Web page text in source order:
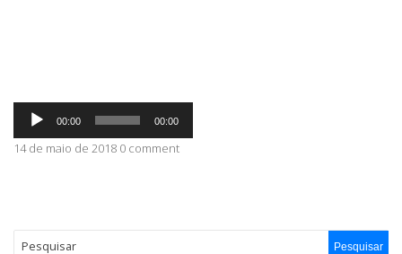
CONTATO
Tocador
áudio
00:00 00:00
14 de maio de 2018 0 comment